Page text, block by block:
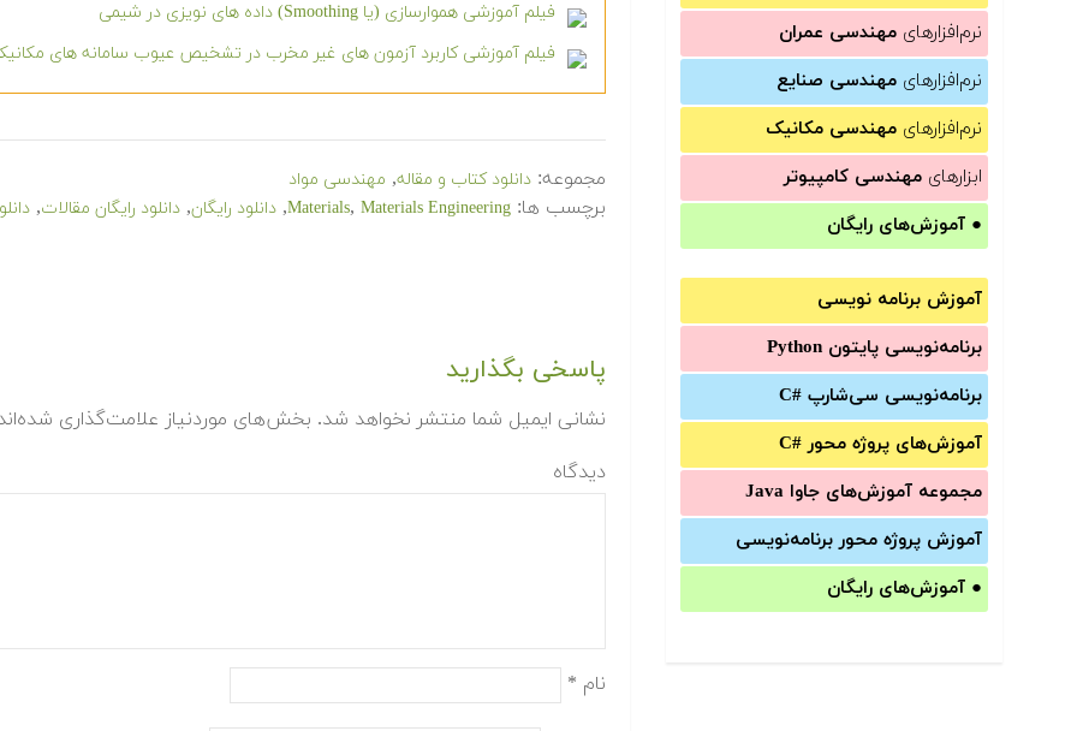
نرم‌افزارهای مهندسی عمران
نرم‌افزارهای مهندسی صنایع
نرم‌افزارهای مهندسی مکانیک
ابزارهای مهندسی کامپیوتر
● آموزش‌های رایگان
آموزش برنامه نویسی
برنامه‌نویسی پایتون Python
برنامه‌‌نویسی سی‌شارپ C#‎
آموزش‌های پروژه محور #C
مجموعه آموزش‌های جاوا Java
آموزش‌ پروژه محور برنامه‌نویسی
● آموزش‌های رایگان
فیلم آموزشی هموارسازی (یا Smoothing) داده های نویزی در شیمی
فیلم آموزشی کاربرد آزمون های غیر مخرب در تشخیص عیوب سامانه های
مجموعه: دانلود کتاب و مقاله, مهندسی مواد
برچسب ها: Materials, Materials Engineering
, دانلود رایگان, دانلود رایگان مقالات,
پاسخی بگذارید
نشانی ایمیل شما منتشر نخواهد شد. بخش‌های موردنیاز علامت‌گذاری
دیدگاه
نام *